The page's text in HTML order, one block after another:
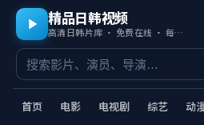
精品日韩视频
高清日韩片库 · 免费在线 · 每日更新
首页 电影 电视剧 综艺 动